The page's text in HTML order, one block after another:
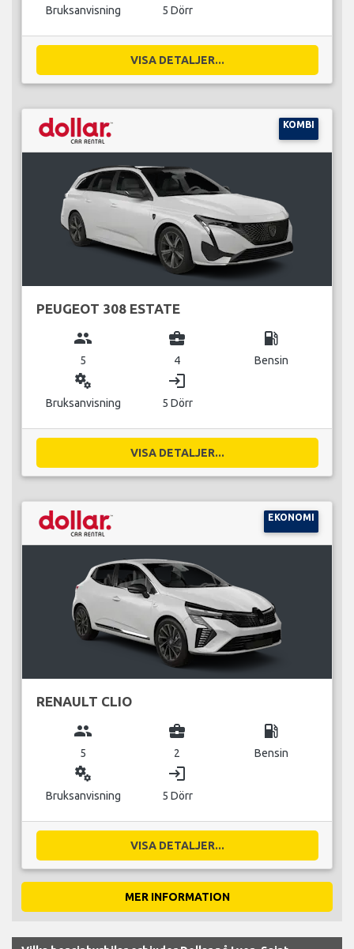
Bruksanvisning 5 Dörr
VISA DETALJER...
KOMBI
PEUGEOT 308 ESTATE
group
5
business_center
4
local_gas_station
Bensin
miscellaneous_services
Bruksanvisning
login
5 Dörr
VISA DETALJER...
EKONOMI
RENAULT CLIO
group
5
business_center
2
local_gas_station
Bensin
miscellaneous_services
Bruksanvisning
login
5 Dörr
VISA DETALJER...
MER INFORMATION